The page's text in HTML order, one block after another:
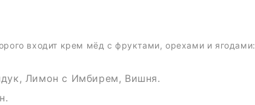
входит крем мёд с фруктами, орехами и ягодами:
Лимон с Имбирем, Вишня.